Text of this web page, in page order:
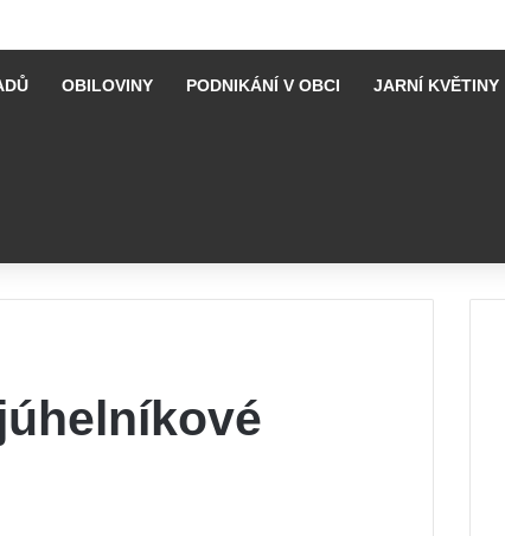
OBILOVINY PODNIKÁNÍ V OBCI JARNÍ KVĚTINY